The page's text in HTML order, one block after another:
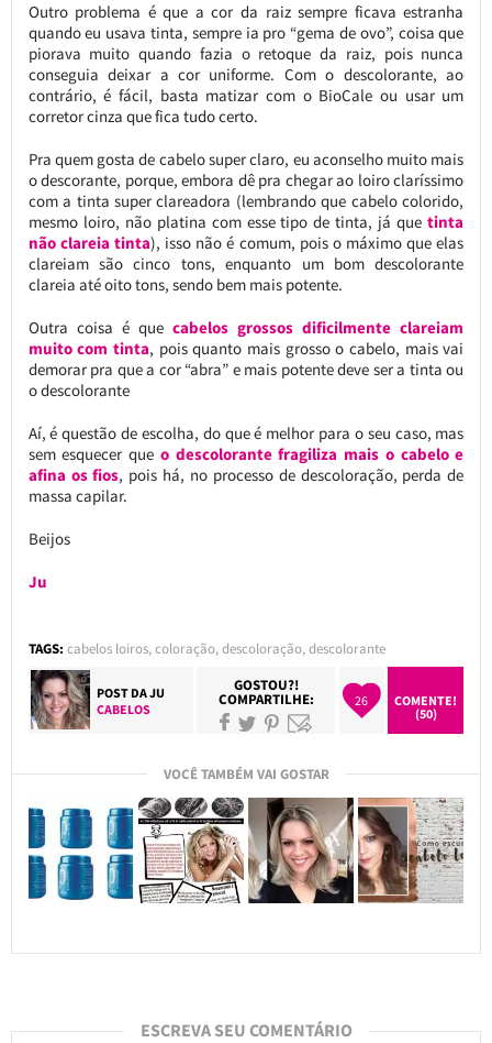
Outro problema é que a cor da raiz sempre ficava estranha
quando eu usava tinta, sempre ia pro “gema de ovo”, coisa que
piorava muito quando fazia o retoque da raiz, pois nunca
conseguia deixar a cor uniforme. Com o descolorante, ao
contrário, é fácil, basta matizar com o BioCale ou usar um
corretor cinza que fica tudo certo.
Pra quem gosta de cabelo super claro, eu aconselho muito mais
o descorante, porque, embora dê pra chegar ao loiro claríssimo
com a tinta super clareadora (lembrando que cabelo colorido,
mesmo loiro, não platina com esse tipo de tinta, já quetinta
não clareia tinta), isso não é comum, pois o máximo que elas
clareiam são cinco tons, enquanto um bom descolorante
clareia até oito tons, sendo bem mais potente.
Outra coisa é quecabelos grossos dificilmente clareiam
muito com tinta, pois quanto mais grosso o cabelo, mais vai
demorar pra que a cor “abra” e mais potente deve ser a tinta ou
o descolorante
Aí, é questão de escolha, do que é melhor para o seu caso, mas
sem esquecer que o descolorante fragiliza mais o cabelo e
afina os fios, pois há, no processo de descoloração, perda de
massa capilar.
Beijos
Ju
TAGS: cabelos loiros,coloração,descoloração,descolorante
POST DAJU
CABELOS
GOSTOU?!
COMPARTILHE: 26
COMENTE!
(50)
VOCÊ TAMBÉM VAI GOSTAR
ESCREVA SEU COMENTÁRIO